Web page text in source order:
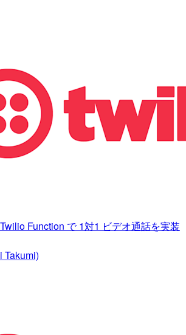
Function で 1対1 ビデオ通話を実装
Takumi)